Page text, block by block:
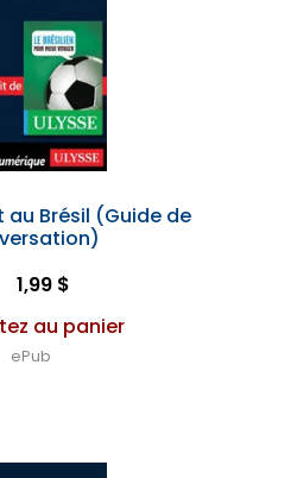
Brésil (Guide de
1,99 $
au panier
ePub